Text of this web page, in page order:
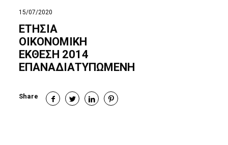
15/07/2020
ΕΤΗΣΙΑ
ΟΙΚΟΝOMIKH
ΕΚΘΕΣΗ 2014
ΕΠΑΝΑΔΙΑΤΥΠΩΜΕΝΗ
Share